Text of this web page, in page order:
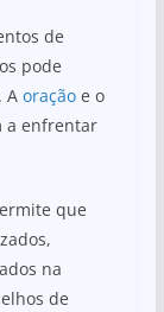
de
pode
A oraçãoe o
enfrentar
que
na
de